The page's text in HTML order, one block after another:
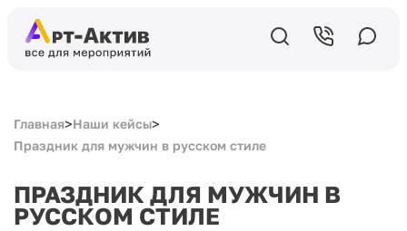
Главная>Наши кейсы>
Праздник для мужчин в русском стиле
ПРАЗДНИК ДЛЯ МУЖЧИН В
РУССКОМ СТИЛЕ